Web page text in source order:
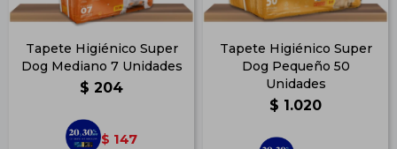
Tapete Higiénico Super
Dog Mediano 7 Unidades
$ 204
$ 147
Tapete Higiénico Super
Dog Pequeño 50
Unidades
$ 1.020